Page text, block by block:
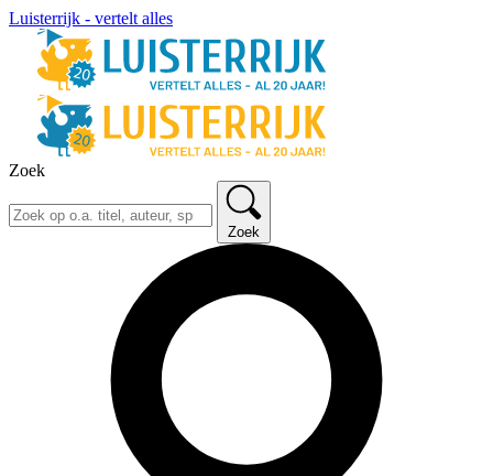
Luisterrijk - vertelt alles
Zoek
Zoek